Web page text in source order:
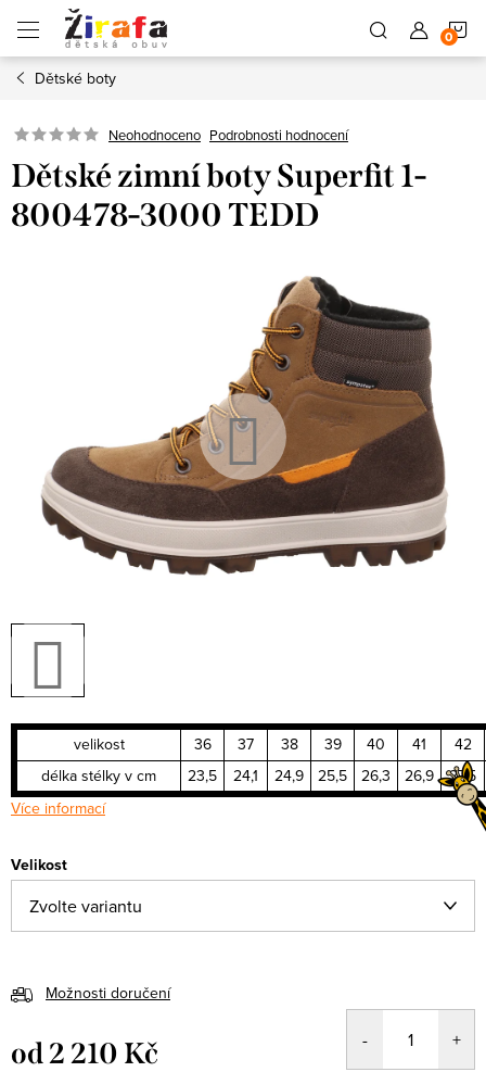
obsah
Dětské boty
Neohodnoceno Podrobnosti hodnocení
Dětské zimní boty Superfit 1-
800478-3000 TEDD
velikost 36 37 38 39 40 41
42
délka stélky v cm
23,5 24,1 24,9 25,5 26,3 26,9
27,5
Více informací
Velikost
Možnosti doručení
od2 210 Kč